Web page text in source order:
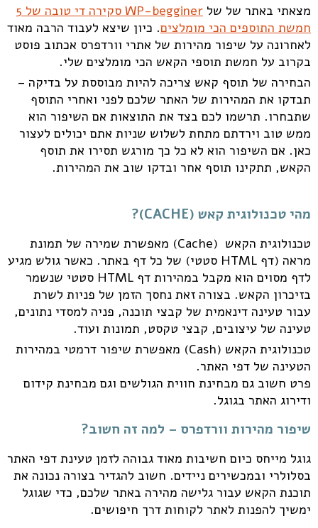
מצאתי באתר של של
WP-begginer סקירה די טובה של 5
חמשת התוספים הכי מומלצים. כיון שיצא לעבוד הרבה מאוד
לאחרונה על שיפור מהירות של אתרי וורדפרס אכתוב פוסט
בקרוב על חמשת תוספי הקאש הכי מומלצים שלי.
הבחירה של תוסף קאש צריכה להיות מבוססת על בדיקה –
תבדקו את המהירות של האתר שלכם לפני ואחרי התוסף
שתבחרו. תרשמו לכם בצד את התוצאות אם השיפור הוא
ממש טוב וירדתם מתחת לשלוש שניות אתם יכולים לעצור
כאן. אם השיפור הוא לא כל כך מורגש תסירו את תוסף
הקאש, תתקינו תוסף אחר ובדקו שוב את המהירות.
מהי טכנולוגית קאש (CACHE)?
טכנולוגית הקאש (Cache) מאפשרת שמירה של תמונת
מראה (דף HTML סטטי) של כל דף באתר. כאשר גולש מגיע
לדף מסוים הוא מקבל במהירות דף HTML סטטי שנשמר
בזיכרון הקאש. בצורה זאת נחסך הזמן של פניות לשרת
עבור טעינה דינאמית של קבצי תוכנה, פניה למסדי נתונים,
טעינה של עיצובים, קבצי טקסט, תמונות ועוד.
טכנולוגית הקאש (Cash) מאפשרת שיפור דרמטי במהירות
הטעינה של דפי האתר.
פרט חשוב גם מבחינת חווית הגולשים וגם מבחינת קידום
ודירוג האתר בגוגל.
שיפור מהירות וורדפרס – למה זה חשוב?
גוגל מייחס כיום חשיבות מאוד גבוהה לזמן טעינת דפי האתר
בסלולרי ובמכשירים ניידים. חשוב להגדיר בצורה נכונה את
תוכנת הקאש עבור גלישה מהירה באתר שלכם, כדי שגוגל
ימשיך להפנות לאתר לקוחות דרך חיפושים.